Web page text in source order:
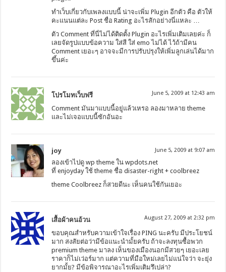
ทำเว็บเกี่ยวกับเพลงแบบนี้ น่าจะเพิ่ม Plugin อีกตัว คือ ตัวให้
คะแนนแต่ละ Post ชื่อ Rating อะไรสักอย่างนี่แหละ …
ตัว Comment ที่นี่ไม่ได้ติดตั้ง Plugin อะไรเพิ่มเติมเลยค่ะ ก็
เลยจัดรูปแบบข้อความ ใส่สี ใส่ emo ไม่ได้ ไว้ถ้ามีคน
Comment เยอะๆ อาจจะมีการปรับปรุงให้เพิ่มลูกเล่นได้มาก
ขึ้นค่ะ
โปรโมทเว็บฟรี June 5, 2009 at 12:43 am
Comment มันมาแบบนี้อยู่แล้วเหรอ ลองมาหลาย theme
และไม่เจอแบบนี้ซักอันอะ
joy June 5, 2009 at 9:07 am
ลองเข้าไปดู wp theme ใน wpdots.net
ที่ enjoyday ใช้ theme ชื่อ disaster-right + coolbreez
theme Coolbreez ก็สวยดีนะ เห็นคนใช้กันเยอะ
เสื้อผ้าคนอ้วน August 27, 2009 at 2:32 pm
ขอบคุณสำหรับความเข้าใจเรื่อง PING นะครับ มีประโยชน์
มาก สงสัยต่อว่ามีข้อแนะนำมั้ยครับ ถ้าจะลงทุนซื้อพวก
premium theme มาลง เห็นของเมืองนอกมีสวยๆ เยอะเลย
ราคาก็ไม่เว่อร์มาก แต่ความที่มือใหม่เลยไม่แน่ใจว่า จะยุ่ง
ยากมั้ย? มีข้อพิจารณาอะไรเพิ่มเติมรึเปล่า?